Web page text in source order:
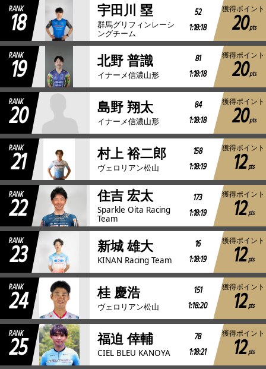
RANK
18 宇田川 塁
群馬グリフィンレーシ
ングチーム
52
1:18:18
獲得ポイント
20pts
RANK
19 北野 普識
イナーメ信濃山形
81
1:18:18
獲得ポイント
20pts
RANK
20 島野 翔太
イナーメ信濃山形
84
1:18:18
獲得ポイント
20pts
RANK
21 村上 裕二郎
ヴェロリアン松山
158
1:18:19
獲得ポイント
12pts
RANK
22 住吉 宏太
Sparkle Oita Racing
Team
173
1:18:19
獲得ポイント
12pts
RANK
23 新城 雄大
KINAN Racing Team
16
1:18:19
獲得ポイント
12pts
RANK
24 桂 慶浩
ヴェロリアン松山
151
1:18:20
獲得ポイント
12pts
RANK
25 福迫 倖輔
CIEL BLEU KANOYA
78
1:18:21
獲得ポイント
12pts